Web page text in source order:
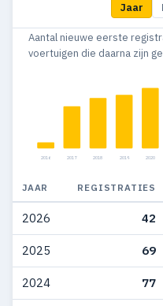
26
2014 1
Jaar
Aantal nieuwe eerste
voertuigen die daarna zijn
2016 2017 2018 2019 2020
JAAR REGISTRATIES
2026 42
2025 69
2024 77